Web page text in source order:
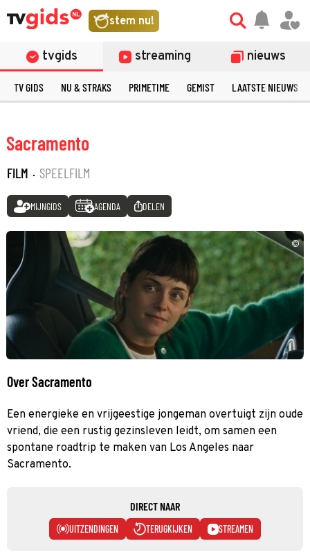
stem nu!
tvgids streaming nieuws
TV GIDS NU & STRAKS PRIMETIME GEMIST LAATSTE NIEUWS
Sacramento
FILM · SPEELFILM
MIJNGIDS AGENDA DELEN
©
Over Sacramento
Een energieke en vrijgeestige jongeman overtuigt zijn oude
vriend, die een rustig gezinsleven leidt, om samen een
spontane roadtrip te maken van Los Angeles naar
Sacramento.
DIRECT NAAR
UITZENDINGEN TERUGKIJKEN STREAMEN